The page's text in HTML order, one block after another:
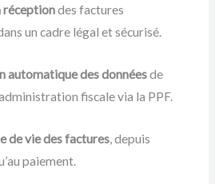
réceptiondes factures
un cadre légal et sécurisé.
automatique des donnéesde
fiscale via la PPF.
de vie des factures, depuis
paiement.